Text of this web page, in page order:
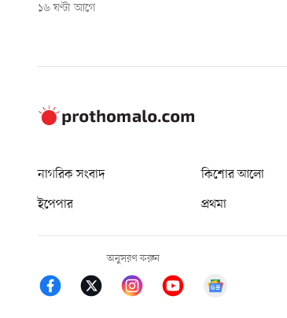
১৬ ঘণ্টা আগে
নাগরিক সংবাদ কিশোর আলো
ইপেপার
প্রথমা
অনুসরণ করুন